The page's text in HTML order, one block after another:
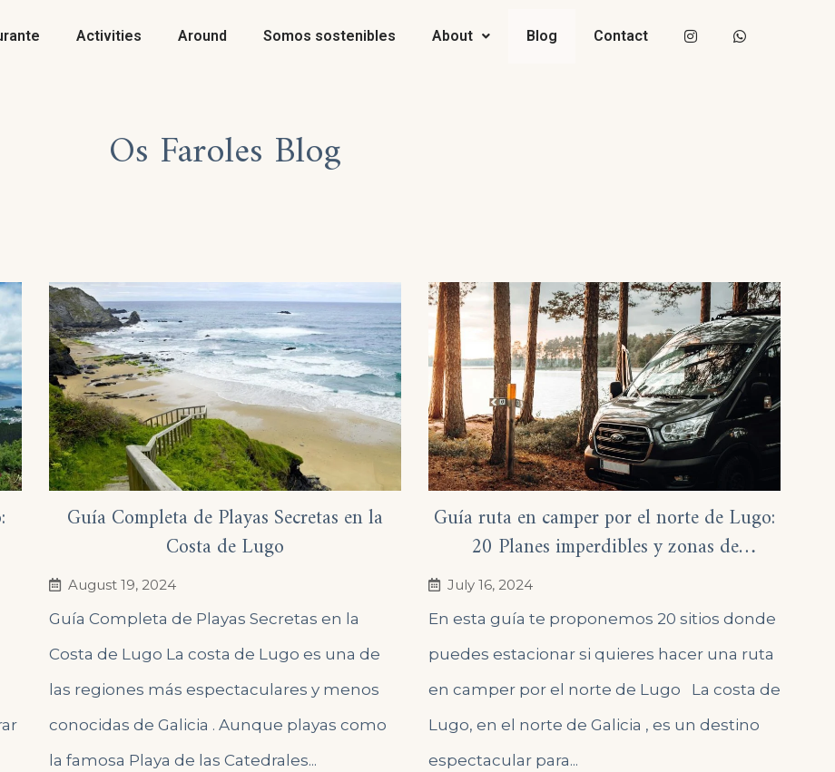
Activities Around Somos sostenibles About Blog Contact
Os Faroles Blog
Guía Completa de Playas Secretas en la
Costa de Lugo
August 19, 2024
Guía Completa de Playas Secretas en la
Costa de Lugo La costa de Lugo es una de
las regiones más espectaculares y menos
conocidas de Galicia . Aunque playas como
la famosa Playa de las Catedrales...
Guía ruta en camper por el norte de Lugo:
20 Planes imperdibles y zonas de
July 16, 2024
En esta guía te proponemos 20 sitios donde
puedes estacionar si quieres hacer una ruta
en camper por el norte de Lugo La costa de
Lugo, en el norte de Galicia , es un destino
espectacular para...